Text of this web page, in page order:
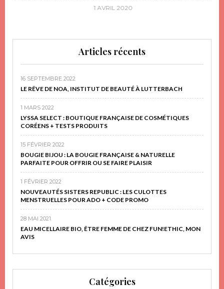
1 AVRIL 2020
Articles récents
16 SEPTEMBRE 2022
LE RÊVE DE NOA, INSTITUT DE BEAUTÉ À LUTTERBACH
1 MARS 2022
LYSSA SELECT : BOUTIQUE FRANÇAISE DE COSMÉTIQUES
CORÉENS + TESTS PRODUITS
15 FÉVRIER 2022
BOUGIE BIJOU : LA BOUGIE FRANÇAISE & NATURELLE
PARFAITE POUR OFFRIR OU SE FAIRE PLAISIR
1 FÉVRIER 2022
NOUVEAUTÉS SISTERS REPUBLIC : LES CULOTTES
MENSTRUELLES POUR ADO + CODE PROMO
28 MAI 2021
EAU MICELLAIRE BIO, ÊTRE FEMME DE CHEZ FUN!ETHIC, MON
AVIS
Catégories